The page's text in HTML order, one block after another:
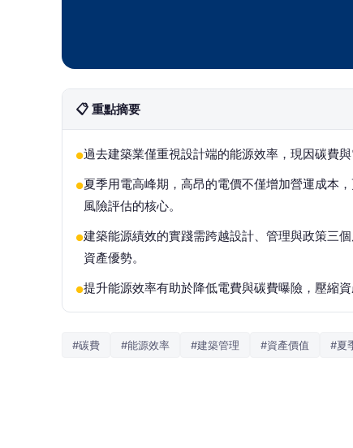
📋 重點摘要
●過去建築業僅重視設計端的能源效率，現因碳費
●夏季用電高峰期，高昂的電價不僅增加營運成本
風險評估的核心。
●建築能源績效的實踐需跨越設計、管理與政策三
資產優勢。
●提升能源效率有助於降低電費與碳費曝險，壓縮
#碳費 #能源效率 #建築管理 #資產價值 #夏